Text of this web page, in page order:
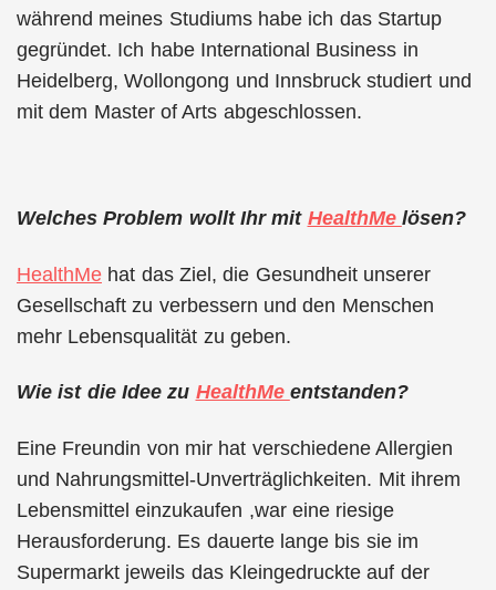
während meines Studiums habe ich das Startup
gegründet. Ich habe International Business in
Heidelberg, Wollongong und Innsbruck studiert und
mit dem Master of Arts abgeschlossen.
Welches Problem wollt Ihr mit HealthMe lösen?
HealthMe hat das Ziel, die Gesundheit unserer
Gesellschaft zu verbessern und den Menschen
mehr Lebensqualität zu geben.
Wie ist die Idee zu HealthMe entstanden?
Eine Freundin von mir hat verschiedene Allergien
und Nahrungsmittel-Unverträglichkeiten. Mit ihrem
Lebensmittel einzukaufen ,war eine riesige
Herausforderung. Es dauerte lange bis sie im
Supermarkt jeweils das Kleingedruckte auf der